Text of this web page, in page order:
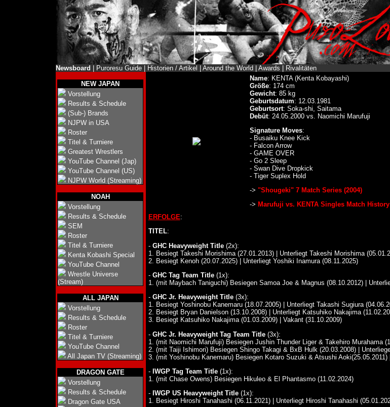
Newsboard Puroresu Guide| Historien / Artikel Around the World Awards Rivalitäten
NEW JAPAN
Vorstellung
Results & Schedule
(Sub-) Brands
NJPW in USA
Roster
Titel & Turniere
Greatest Wrestlers
YouTube Channel (Jap)
YouTube Channel (US)
NJPW World (Streaming)
NOAH
Vorstellung
Results & Schedule
SEM
Roster
Titel & Turniere
Kenta Kobashi Special
YouTube Channel
Wrestle Universe
(Stream)
ALL JAPAN
Vorstellung
Results & Schedule
Roster
Titel & Turniere
YouTube Channel
All Japan TV (Streaming)
DRAGON GATE
Vorstellung
Results & Schedule
Dragon Gate USA
Name: KENTA (Kenta Kobayashi)
Größe: 174 cm
Gewicht: 85 kg
Geburtsdatum: 12.03.1981
Geburtsort: Soka-shi, Saitama
Debüt: 24.05.2000 vs. Naomichi Marufuji
Signature Moves:
- Busaiku Knee Kick
- Falcon Arrow
- GAME OVER
- Go 2 Sleep
- Swan Dive Dropkick
- Tiger Suplex Hold
-> "Shougeki" 7 Match Series (2004)
-> Marufuji vs. KENTA Singles Match History
ERFOLGE:
TITEL:
- GHC Heavyweight Title(2x):
1. Besiegt Takeshi Morishima (27.01.2013) | Unterliegt Takeshi Morishima
2. Besiegt Kenoh (20.07.2025) | Unterliegt Yoshiki Inamura (08.11.2025)
- GHC Tag Team Title(1x):
1. (mit Maybach Taniguchi) Besiegen Samoa Joe & Magnus (08.10.2012) |
- GHC Jr. Heavyweight Title(3x):
1. Besiegt Yoshinobu Kanemaru (18.07.2005) | Unterliegt Takashi Sugiura
2. Besiegt Bryan Danielson (13.10.2008) | Unterliegt Katsuhiko Nakajima
3. Besiegt Katsuhiko Nakajima (01.03.2009) | Vakant (31.10.2009)
- GHC Jr. Heavyweight Tag Team Title(3x):
1. (mit Naomichi Marufuji) Besiegen Jushin Thunder Liger & Takehiro Murahama
2. (mit Taiji Ishimori) Besiegen Shingo Takagi & BxB Hulk (20.03.2008) |
3. (mit Yoshinobu Kanemaru) Besiegen Kotaro Suzuki & Atsushi
- IWGP Tag Team Title(1x):
1. (mit Chase Owens) Besiegen Hikuleo & El Phantasmo (11.02.2024)
- IWGP US Heavyweight Title(1x):
1. Besiegt Hiroshi Tanahashi (06.11.2021) | Unterliegt Hiroshi Tanahashi